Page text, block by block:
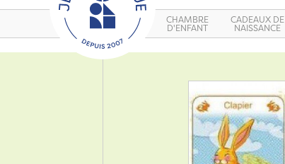
CHAMBRE
D'ENFANT
CADEAUX DE
NAISSANCE